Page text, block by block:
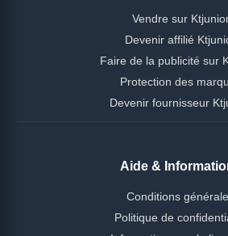
Vendre sur
Devenir affilié
Faire de la publicité sur
Protection des
Devenir fournisseur
Aide &
Conditions
Politique de